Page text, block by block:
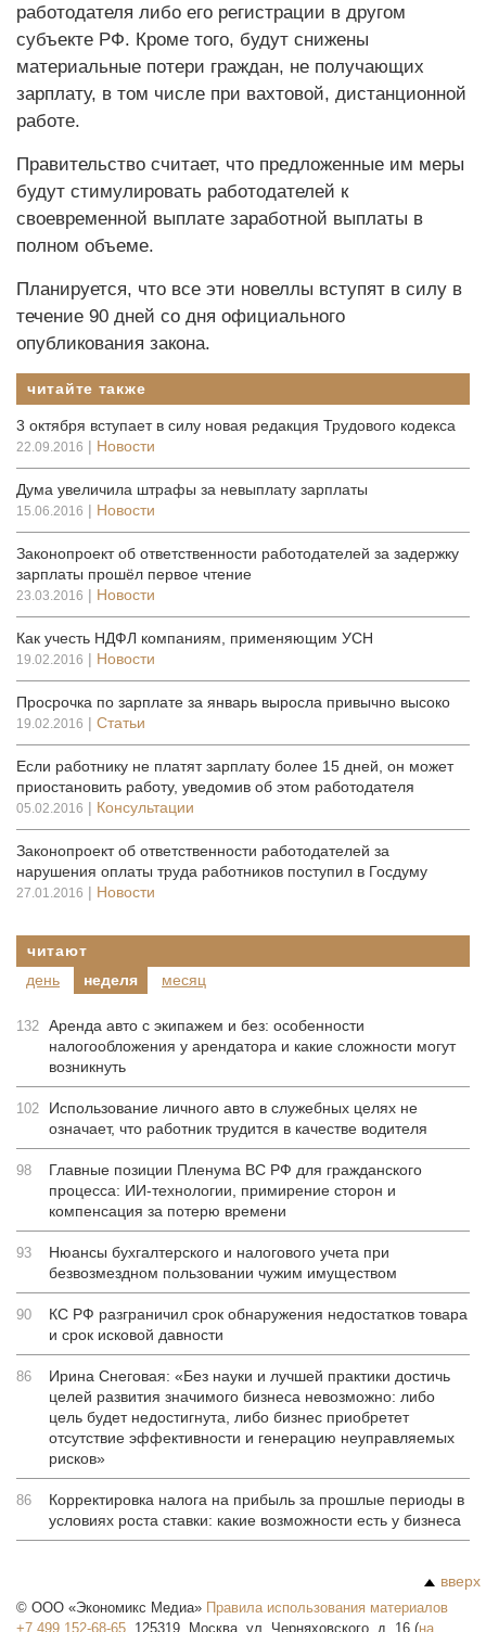
работодателя либо его регистрации в другом
субъекте РФ. Кроме того, будут снижены
материальные потери граждан, не получающих
зарплату, в том числе при вахтовой, дистанционной
работе.
Правительство считает, что предложенные им меры
будут стимулировать работодателей к
своевременной выплате заработной выплаты в
полном объеме.
Планируется, что все эти новеллы вступят в силу в
течение 90 дней со дня официального
опубликования закона.
читайте также
3 октября вступает в силу новая редакция Трудового кодекса
22.09.2016 | Новости
Дума увеличила штрафы за невыплату зарплаты
15.06.2016 | Новости
Законопроект об ответственности работодателей за задержку
зарплаты прошёл первое чтение
23.03.2016 | Новости
Как учесть НДФЛ компаниям, применяющим УСН
19.02.2016 | Новости
Просрочка по зарплате за январь выросла привычно высоко
19.02.2016 | Статьи
Если работнику не платят зарплату более 15 дней, он может
приостановить работу, уведомив об этом работодателя
05.02.2016 | Консультации
Законопроект об ответственности работодателей за
нарушения оплаты труда работников поступил в Госдуму
27.01.2016 | Новости
читают
день
неделя месяц
132 Аренда авто с экипажем и без: особенности
налогообложения у арендатора и какие сложности могут
возникнуть
102
Использование личного авто в служебных целях не
означает, что работник трудится в качестве водителя
98
Главные позиции Пленума ВС РФ для гражданского
процесса: ИИ-технологии, примирение сторон и
компенсация за потерю времени
93
Нюансы бухгалтерского и налогового учета при
безвозмездном пользовании чужим имуществом
90
КС РФ разграничил срок обнаружения недостатков товара
и срок исковой давности
86
Ирина Снеговая: «Без науки и лучшей практики достичь
целей развития значимого бизнеса невозможно: либо
цель будет недостигнута, либо бизнес приобретет
отсутствие эффективности и генерацию неуправляемых
рисков»
86
Корректировка налога на прибыль за прошлые периоды в
условиях роста ставки: какие возможности есть у бизнеса
вверх
© ООО «Экономикс Медиа» Правила использования материалов
+7 499 152-68-65 125319 Москва ул. Черняховского, д. 16 (на